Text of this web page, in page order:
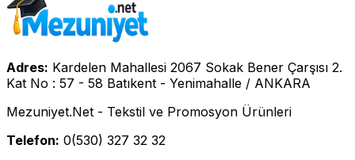
Adres: Kardelen Mahallesi 2067 Sokak Bener Çarşısı 2.
Kat No : 57 - 58 Batıkent - Yenimahalle / ANKARA
Mezuniyet.Net - Tekstil ve Promosyon Ürünleri
Telefon: 0(530) 327 32 32